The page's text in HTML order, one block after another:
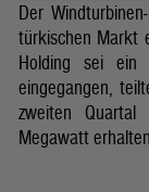
Der
türkischen Markt
Holding sei ein
eingegangen,
zweiten
Megawatt erhalten.